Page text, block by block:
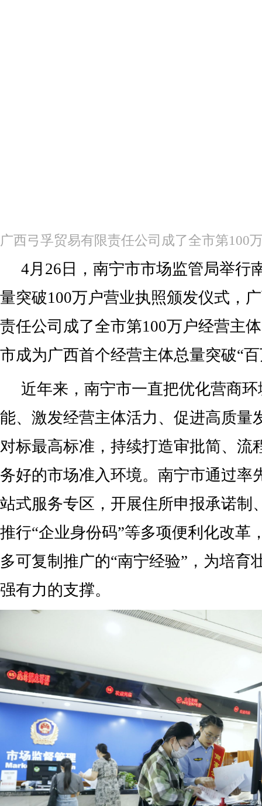
广西弓孚贸易有限责任公司成了全市第100
4月26日，南宁市市场监管局举行
量突破100万户营业执照颁发仪式，
责任公司成了全市第100万户经营主
市成为广西首个经营主体总量突破“
近年来，南宁市一直把优化营商
能、激发经营主体活力、促进高质量
对标最高标准，持续打造审批简、流
务好的市场准入环境。南宁市通过率
站式服务专区，开展住所申报承诺制
推行“企业身份码”等多项便利化改革
多可复制推广的“南宁经验”，为培育
强有力的支撑。